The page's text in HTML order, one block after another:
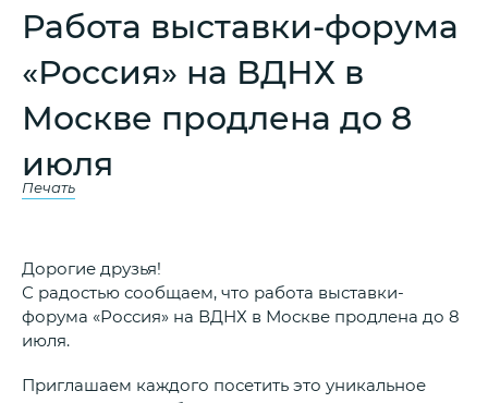
Работа выставки-форума
«Россия» на ВДНХ в
Москве продлена до 8
июля
Печать
Дорогие друзья!
С радостью сообщаем, что работа выставки-
форума «Россия» на ВДНХ в Москве продлена до 8
июля.
Приглашаем каждого посетить это уникальное